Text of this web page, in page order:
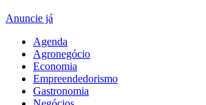
Anuncie já
Agenda
Agronegócio
Economia
Empreendedorismo
Gastronomia